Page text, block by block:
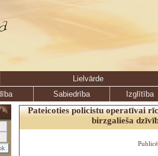
Lielvārde
Sabiedrība
Izglītība
Pateicoties policistu operatīvai
birzgalieša